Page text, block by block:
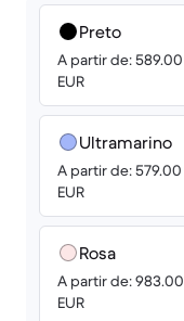
Preto
A partir de: 589.00
EUR
Ultramarino
A partir de: 579.00
EUR
Rosa
A partir de: 983.00
EUR